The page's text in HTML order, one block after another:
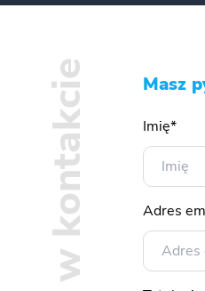
Masz
Imię*
Adres